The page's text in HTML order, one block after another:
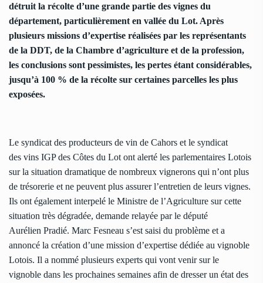
détruit la récolte d’une grande partie des vignes du
département, particulièrement en vallée du Lot. Après
plusieurs missions d’expertise réalisées par les représentants
de la DDT, de la Chambre d’agriculture et de la profession,
les conclusions sont pessimistes, les pertes étant considérables,
jusqu’à 100 % de la récolte sur certaines parcelles les plus
exposées.
Le syndicat des producteurs de vin de Cahors et le syndicat
des vins IGP des Côtes du Lot ont alerté les parlementaires Lotois
sur la situation dramatique de nombreux vignerons qui n’ont plus
de trésorerie et ne peuvent plus assurer l’entretien de leurs vignes.
Ils ont également interpelé le Ministre de l’Agriculture sur cette
situation très dégradée, demande relayée par le député
Aurélien Pradié. Marc Fesneau s’est saisi du problème et a
annoncé la création d’une mission d’expertise dédiée au vignoble
Lotois. Il a nommé plusieurs experts qui vont venir sur le
vignoble dans les prochaines semaines afin de dresser un état des